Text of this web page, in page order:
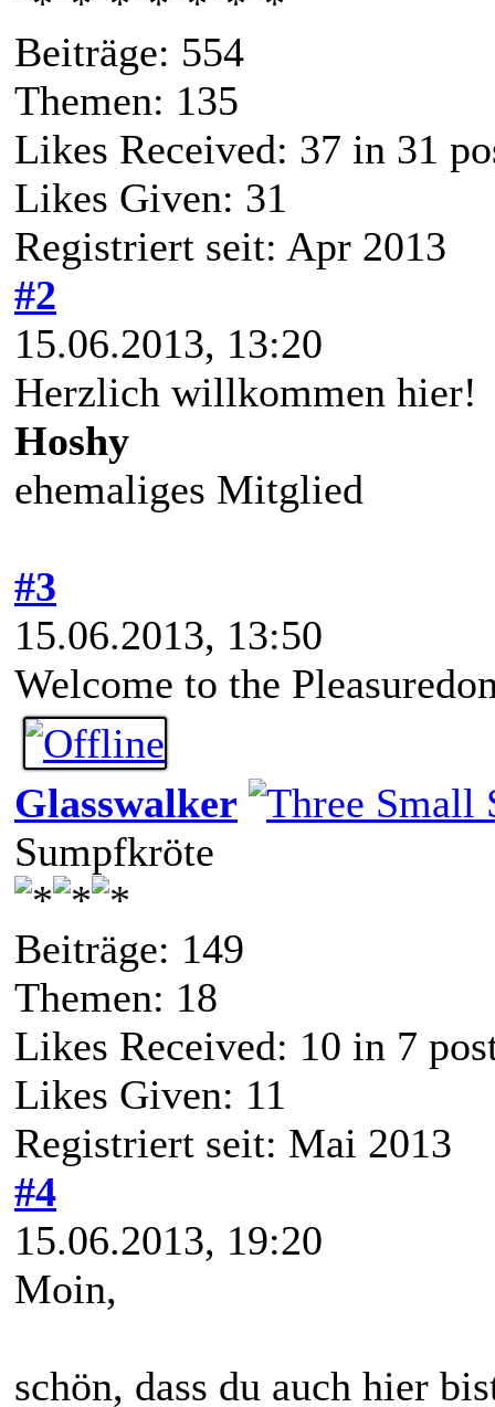
Beiträge: 554
Themen: 135
Likes Received: 37 in 31
Likes Given: 31
Registriert seit: Apr 2013
#2
15.06.2013, 13:20
Herzlich willkommen hier!
Hoshy
ehemaliges Mitglied
#3
15.06.2013, 13:50
Welcome to the
Glasswalker
Sumpfkröte
Beiträge: 149
Themen: 18
Likes Received: 10 in 7
Likes Given: 11
Registriert seit: Mai 2013
#4
15.06.2013, 19:20
Moin,
schön, dass du auch hier